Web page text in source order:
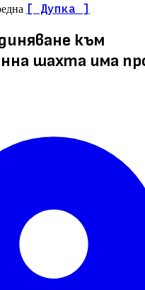
[ Дупка ]
към
шахта има